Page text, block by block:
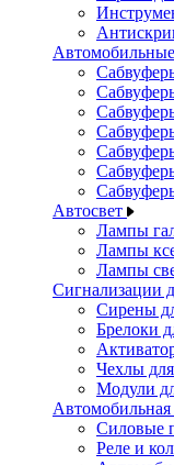
Автосвет
Лампы
Лампы
Лампы
Сигнализации
Сирены
Брелоки
Чехлы
Модули
Силовые
Реле и